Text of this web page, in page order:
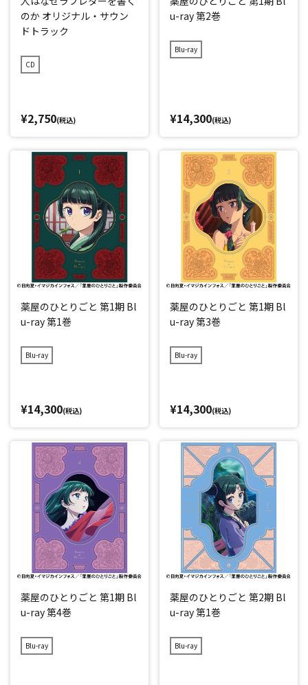
のか オリジナル・サウン
ドトラック
CD
¥2,750(税込)
u-ray 第2巻
Blu-ray
¥14,300(税込)
薬屋のひとりごと 第1期 Bl
u-ray 第1巻
Blu-ray
¥14,300(税込)
薬屋のひとりごと 第1期 Bl
u-ray 第3巻
Blu-ray
¥14,300(税込)
薬屋のひとりごと 第1期 Bl
u-ray 第4巻
Blu-ray
薬屋のひとりごと 第2期 Bl
u-ray 第1巻
Blu-ray